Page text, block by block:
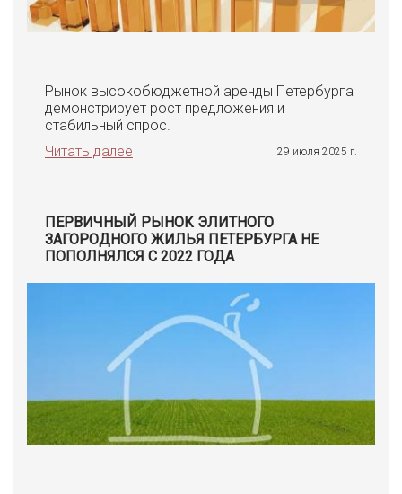
Рынок высокобюджетной аренды Петербурга
демонстрирует рост предложения и
стабильный спрос.
Читать далее
29 июля 2025 г.
ПЕРВИЧНЫЙ РЫНОК ЭЛИТНОГО
ЗАГОРОДНОГО ЖИЛЬЯ ПЕТЕРБУРГА НЕ
ПОПОЛНЯЛСЯ С 2022 ГОДА